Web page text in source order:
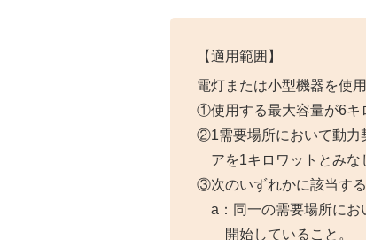
【適用範囲】
電灯または小型機器を使
①使用する最大容量が6キ
②1需要場所において動力
アを1キロワットとみな
③次のいずれかに該当する
a：同一の需要場所に
開始していること。